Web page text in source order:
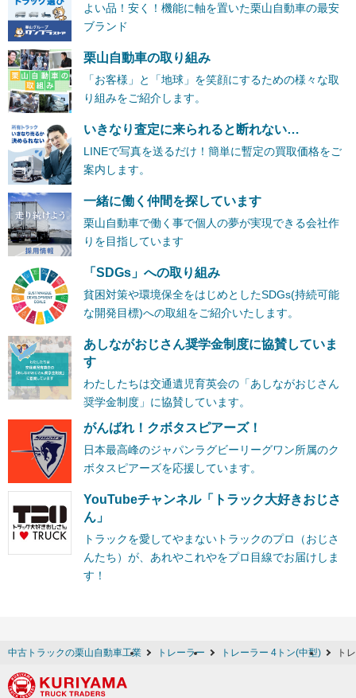
よい品！安く！機能に軸を置いた栗山自動車の最安
ブランド
栗山自動車の取り組み
「お客様」と「地球」を笑顔にするための様々な取
り組みをご紹介します。
いきなり査定に来られると断れない…
LINEで写真を送るだけ！簡単に暫定の買取価格をご
案内します。
一緒に働く仲間を探しています
栗山自動車で働く事で個人の夢が実現できる会社作
りを目指しています
「SDGs」への取り組み
貧困対策や環境保全をはじめとしたSDGs(持続可能
な開発目標)への取組をご紹介いたします。
あしながおじさん奨学金制度に協賛していま
す
わたしたちは交通遺児育英会の「あしながおじさん
奨学金制度」に協賛しています。
がんばれ！クボタスピアーズ！
日本最高峰のジャパンラグビーリーグワン所属のク
ボタスピアーズを応援しています。
YouTubeチャンネル「トラック大好きおじさ
ん」
トラックを愛してやまないトラックのプロ（おじさ
んたち）が、あれやこれやをプロ目線でお届けしま
す！
中古トラックの栗山自動車工業 トレーラー トレーラー 4トン(中型) ト